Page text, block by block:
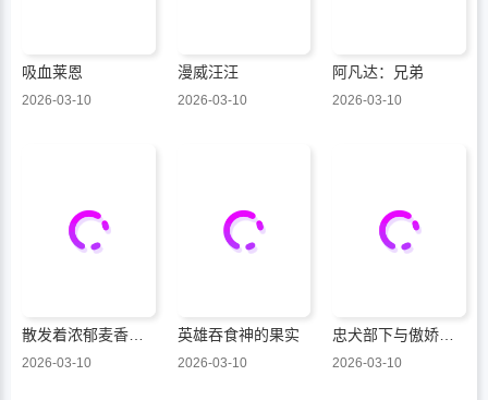
吸血莱恩
2026-03-10
漫威汪汪
2026-03-10
阿凡达：兄弟
2026-03-10
散发着浓郁麦香的你我
2026-03-10
英雄吞食神的果实
2026-03-10
忠犬部下与傲娇少尉
2026-03-10